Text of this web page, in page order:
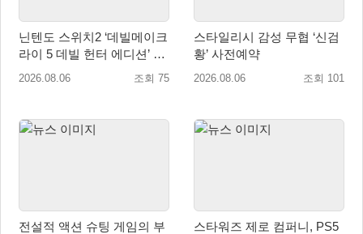
닌텐도 스위치2 ‘데빌메이크
라이 5 데빌 헌터 에디션’ 패
키지 제품 8월 7일 예약판매
2026.08.06 조회 75
스타일리시 감성 무협 ‘신검
황’ 사전예약
2026.08.06 조회 101
전설적 액션 슈팅 게임의 부
스타워즈 제로 컴퍼니, PS5